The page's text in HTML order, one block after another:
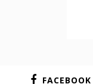
FACEBOOK